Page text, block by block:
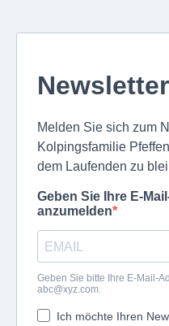
Newsletter
Melden Sie sich zum
Kolpingsfamilie
dem Laufenden zu
Geben Sie Ihre E-
anzumelden
Geben Sie bitte Ihre E-Mail-
abc@xyz.com.
Ich möchte Ihren